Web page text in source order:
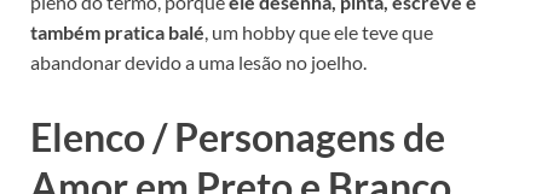
também pratica balé, um hobby que ele teve que
abandonar devido a uma lesão no joelho.
Elenco / Personagens de